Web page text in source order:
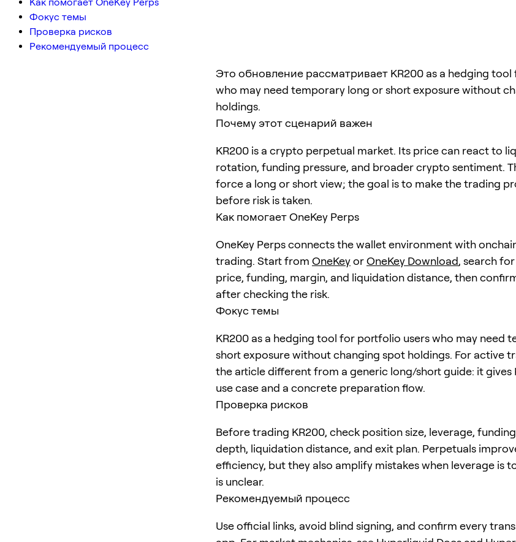
Фокус темы
Проверка рисков
Рекомендуемый процесс
Это обновление рассматривает KR200 as a hedging
who may need temporary long or short exposure without
holdings.
Почему этот сценарий важен
KR200 is a crypto perpetual market. Its price can react to
rotation, funding pressure, and broader crypto sentiment.
force a long or short view; the goal is to make the trading
before risk is taken.
Как помогает OneKey Perps
OneKey Perps connects the wallet environment with
trading. Start from OneKeyorOneKey Download, search for
price, funding, margin, and liquidation distance, then
after checking the risk.
Фокус темы
KR200 as a hedging tool for portfolio users who may need
short exposure without changing spot holdings. For active
the article different from a generic long/short guide: it gives
use case and a concrete preparation flow.
Проверка рисков
Before trading KR200, check position size, leverage,
depth, liquidation distance, and exit plan. Perpetuals
efficiency, but they also amplify mistakes when leverage is
is unclear.
Рекомендуемый процесс
Use official links, avoid blind signing, and confirm every